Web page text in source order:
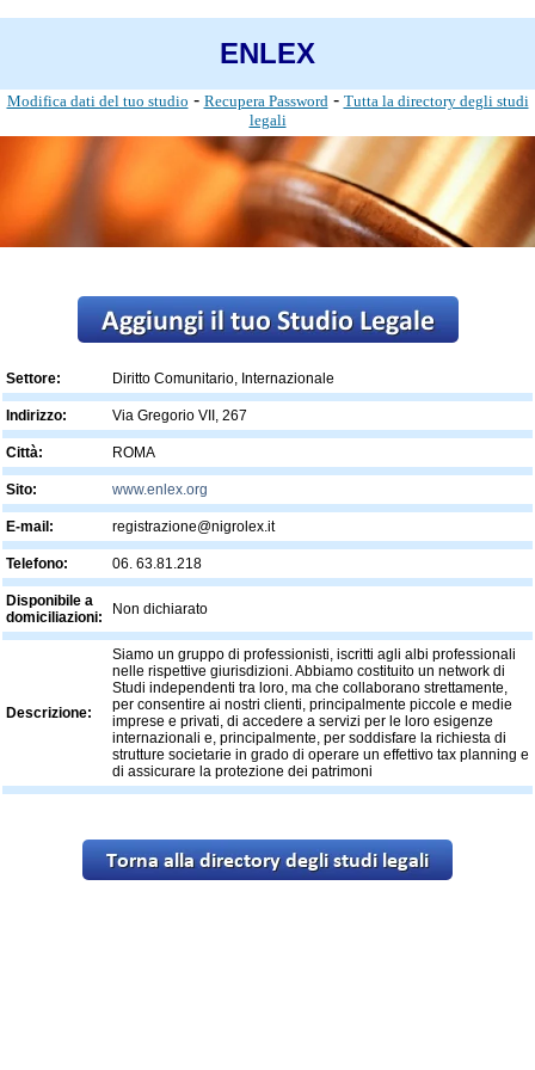
ENLEX
Modifica dati del tuo studio - Recupera Password - Tutta la directory degli studi
legali
Settore: Diritto Comunitario, Internazionale
Indirizzo: Via Gregorio VII, 267
Città: ROMA
Sito: www.enlex.org
E-mail: registrazione@nigrolex.it
Telefono: 06. 63.81.218
Disponibile a
domiciliazioni:
Non dichiarato
Descrizione:
Siamo un gruppo di professionisti, iscritti agli albi professionali
nelle rispettive giurisdizioni. Abbiamo costituito un network di
Studi independenti tra loro, ma che collaborano strettamente,
per consentire ai nostri clienti, principalmente piccole e medie
imprese e privati, di accedere a servizi per le loro esigenze
internazionali e, principalmente, per soddisfare la richiesta di
strutture societarie in grado di operare un effettivo tax planning e
di assicurare la protezione dei patrimoni